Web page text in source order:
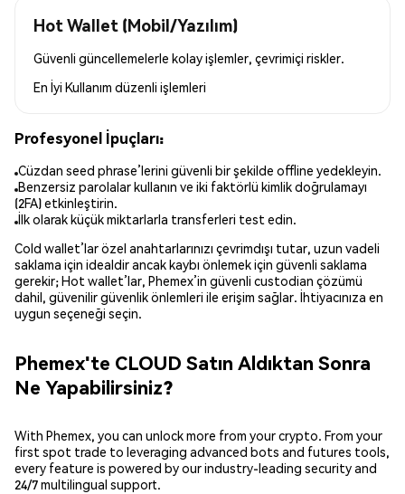
Hot Wallet (Mobil/Yazılım)
Güvenli güncellemelerle kolay işlemler, çevrimiçi riskler.
En İyi Kullanım düzenli işlemleri
Profesyonel İpuçları:
Cüzdan seed phrase’lerini güvenli bir şekilde offline yedekleyin.
Benzersiz parolalar kullanın ve iki faktörlü kimlik doğrulamayı
(2FA) etkinleştirin.
İlk olarak küçük miktarlarla transferleri test edin.
Cold wallet’lar özel anahtarlarınızı çevrimdışı tutar, uzun vadeli
saklama için idealdir ancak kaybı önlemek için güvenli saklama
gerekir; Hot wallet’lar, Phemex’in güvenli custodian çözümü
dahil, güvenilir güvenlik önlemleri ile erişim sağlar. İhtiyacınıza en
uygun seçeneği seçin.
Phemex'te CLOUD Satın Aldıktan Sonra
Ne Yapabilirsiniz?
With Phemex, you can unlock more from your crypto. From your
first spot trade to leveraging advanced bots and futures tools,
every feature is powered by our industry-leading security and
24/7 multilingual support.